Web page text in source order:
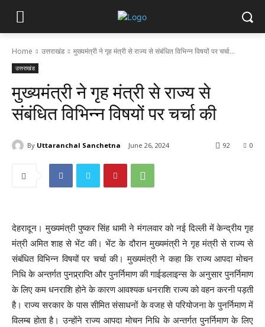
Home उत्तराखंड मुख्यमंत्री ने गृह मंत्री से राज्य से संबंधित विभिन्न विषयों पर चर्चा...
उत्तराखंड
मुख्यमंत्री ने गृह मंत्री से राज्य से
संबंधित विभिन्न विषयों पर चर्चा की
By Uttaranchal Sanchetna June 26, 2024 0
92
देहरादून। मुख्यमंत्री पुष्कर सिंह धामी ने मंगलवार को नई दिल्ली में केन्द्रीय गृह
मंत्री अमित शाह से भेंट की। भेंट के दौरान मुख्यमंत्री ने गृह मंत्री से राज्य से
संबंधित विभिन्न विषयों पर चर्चा की। मुख्यमंत्री ने कहा कि राज्य आपदा मोचन
निधि के अन्तर्गत पुनप्र्राप्ति और पुनर्निमाण की गाईडलाइन्स के अनुसार पुनर्निमाण
के लिए कम धनराशि होने के कारण आवश्यक धनराशि राज्य को वहन करनी पड़ती
है। राज्य सरकार के पास सीमित संसाधनों के वजह से परियोजना के पुनर्निमाण में
विलम्ब होता है। उन्होंने राज्य आपदा मोचन निधि के अन्तर्गत पुनर्निमाण के लिए